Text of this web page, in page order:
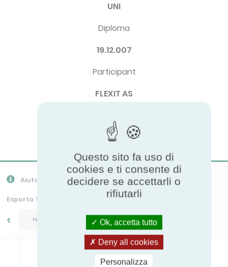
UNI
Diploma
19.12.007
Participant
FLEXIT AS
Flexit
Aiuto Esporta CSV Scarica PPR
Esporta Tutti I Dati
Flexit/UNI
Leakage
Questo sito fa uso di
cookies e ti consente di
decidere se accettarli o
rifiutarli
Ok, accetta tutto
Deny all cookies
Personalizza